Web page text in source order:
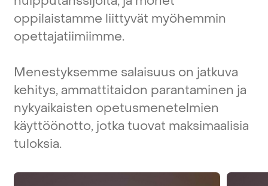
oppilaistamme liittyvät myöhemmin
opettajatiimiimme.
Menestyksemme salaisuus on jatkuva
kehitys,ammattitaidon parantaminen ja
nykyaikaisten opetusmenetelmien
käyttöönotto, jotka tuovat maksimaalisia
tuloksia.